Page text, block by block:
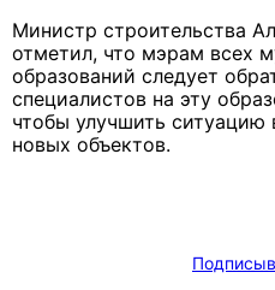
Министр строительства
отметил, что мэрам всех
образований следует
специалистов на эту
чтобы улучшить ситуацию
новых объектов.